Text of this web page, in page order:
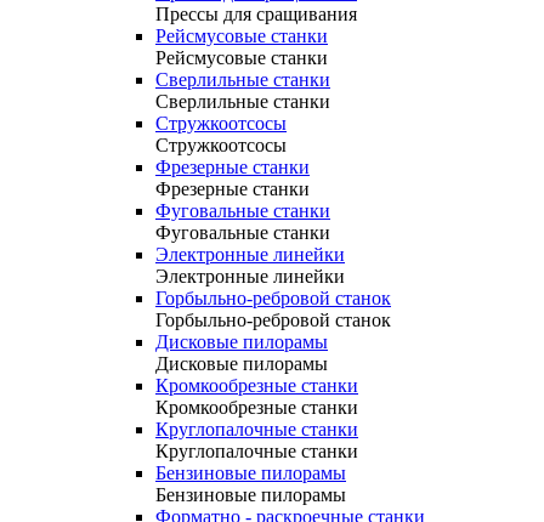
Прессы для сращивания
Рейсмусовые станки
Рейсмусовые станки
Сверлильные станки
Сверлильные станки
Стружкоотсосы
Стружкоотсосы
Фрезерные станки
Фрезерные станки
Фуговальные станки
Фуговальные станки
Электронные линейки
Электронные линейки
Горбыльно-ребровой станок
Горбыльно-ребровой станок
Дисковые пилорамы
Дисковые пилорамы
Кромкообрезные станки
Кромкообрезные станки
Круглопалочные станки
Круглопалочные станки
Бензиновые пилорамы
Бензиновые пилорамы
Форматно - раскроечные станки